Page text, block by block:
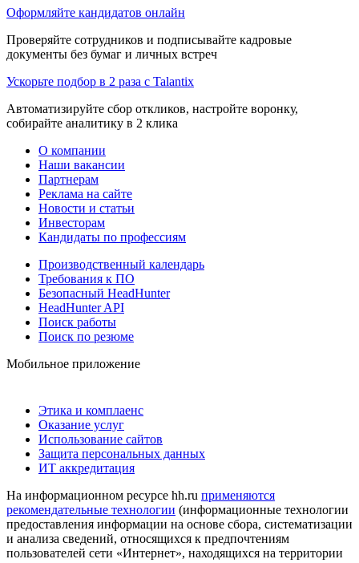
Оформляйте кандидатов онлайн
Проверяйте сотрудников и подписывайте кадровые
документы без бумаг и личных встреч
Ускорьте подбор в 2 раза с Talantix
Автоматизируйте сбор откликов, настройте воронку,
собирайте аналитику в 2 клика
О компании
Наши вакансии
Партнерам
Реклама на сайте
Новости и статьи
Инвесторам
Кандидаты по профессиям
Производственный календарь
Требования к ПО
Безопасный HeadHunter
HeadHunter API
Поиск работы
Поиск по резюме
Мобильное приложение
Этика и комплаенс
Оказание услуг
Использование сайтов
Защита персональных данных
ИТ аккредитация
На информационном ресурсе hh.ru применяются
рекомендательные технологии (информационные технологии
предоставления информации на основе сбора, систематизации
и анализа сведений, относящихся к предпочтениям
пользователей сети «Интернет», находящихся на территории